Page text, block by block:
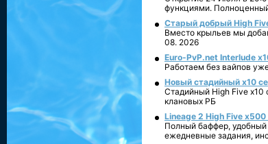
функциями.
Старый добрый High
Вместо крыльев мы
08. 2026
Euro-PvP.net Interlude
Работаем без вайпов
Новый стадийный х10
Стадийный High Five x10
клановых РБ
Lineage 2 High Five
Полный баффер, удобный
ежедневные задания,